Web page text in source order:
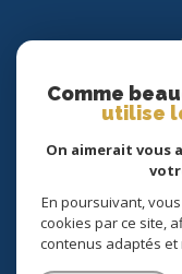
© 2026 |
Nos
Mentions
Comme
utilise
On aimerait vous
En poursuivant,
cookies par ce site,
contenus adaptés